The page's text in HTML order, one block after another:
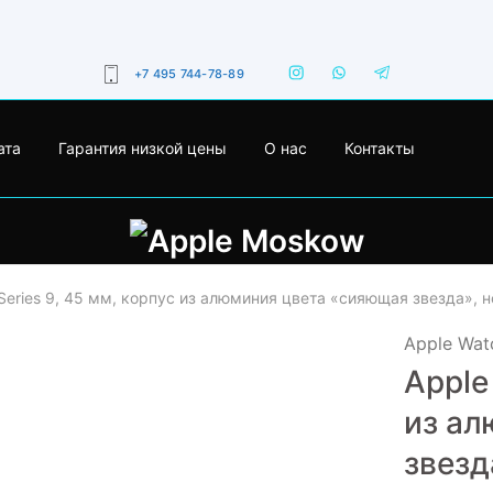
+7 495 744-78-89
Гарантия низкой цены О нас Контакты
9, 45 мм, корпус из алюминия цвета «сияющая звезда»,
Apple
из